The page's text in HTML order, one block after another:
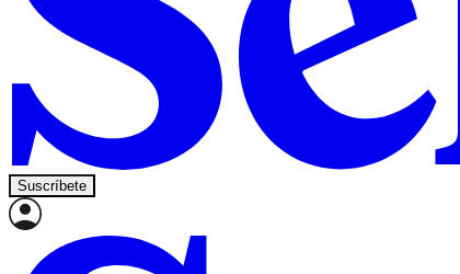
Suscríbete